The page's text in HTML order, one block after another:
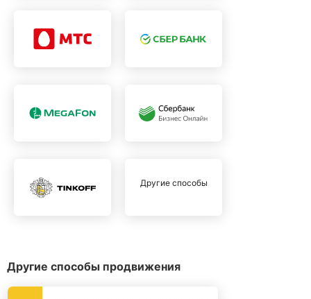
Другие способы
Другие способы продвижения